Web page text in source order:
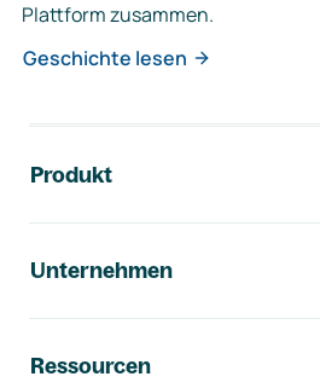
Plattform zusammen.
Geschichte lesen
Produkt
Unternehmen
Ressourcen